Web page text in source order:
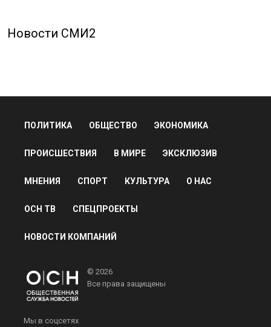
Новости СМИ2
ПОЛИТИКА ОБЩЕСТВО ЭКОНОМИКА
ПРОИСШЕСТВИЯ В МИРЕ ЭКСКЛЮЗИВ
МНЕНИЯ СПОРТ КУЛЬТУРА О НАС
ОСН ТВ СПЕЦПРОЕКТЫ
НОВОСТИ КОМПАНИЙ
© 2026
Все права защищены
Мы в соцсетях